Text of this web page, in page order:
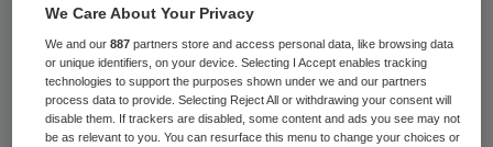
zorg die het het Mitz-convenant heeft
ondertekend. Mitz moet als generieke
voorziening de toestemmingen voor het
delen van gegevens in de zorg regelen.
We Care About Your Privacy
We and our887 partners store and access personal data, like browsing data
or unique identifiers, on your device. Selecting I Accept enables tracking
technologies to support the purposes shown under we and our partners
process data to provide. Selecting Reject All or withdrawing your consent will
disable them. If trackers are disabled, some content and ads you see may not
be as relevant to you. You can resurface this menu to change your choices or